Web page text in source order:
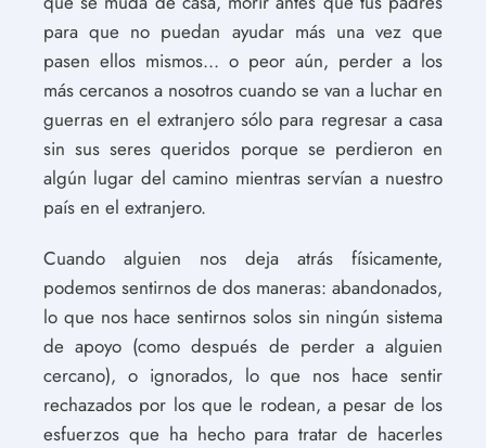
para que no puedan ayudar más una vez que
pasen ellos mismos... o peor aún, perder a los
más cercanos a nosotros cuando se van a luchar en
guerras en el extranjero sólo para regresar a casa
sin sus seres queridos porque se perdieron en
algún lugar del camino mientras servían a nuestro
país en el extranjero.
Cuando alguien nos deja atrás físicamente,
podemos sentirnos de dos maneras: abandonados,
lo que nos hace sentirnos solos sin ningún sistema
de apoyo (como después de perder a alguien
cercano), o ignorados, lo que nos hace sentir
rechazados por los que le rodean, a pesar de los
esfuerzos que ha hecho para tratar de hacerles